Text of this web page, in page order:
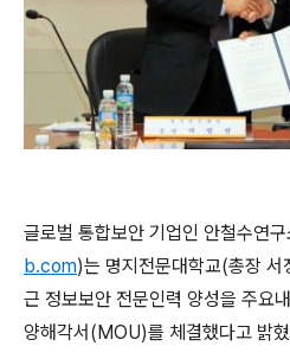
글로벌 통합보안 기업인 안철수연
b.com)는 명지전문대학교(총장 서
근 정보보안 전문인력 양성을 주요
양해각서(MOU)를 체결했다고 밝